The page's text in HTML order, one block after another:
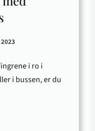
i ro i
i bussen, er du